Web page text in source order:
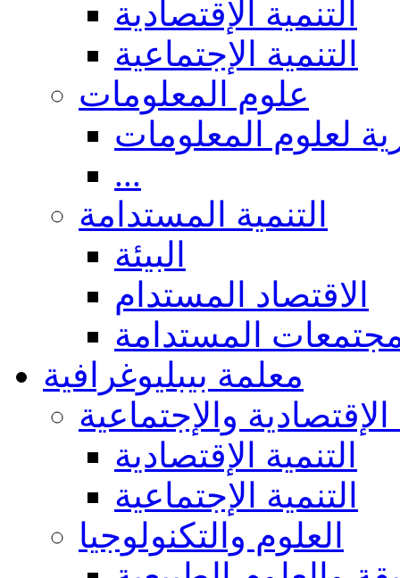
التنمية الإقتصادية
التنمية الإجتماعية
علوم المعلومات
لعلوم المعلومات
...
التنمية المستدامة
البيئة
الاقتصاد المستدام
المستدامة
معلمة بيبليوغرافية
الإقتصادية والإجتماعية
التنمية الإقتصادية
التنمية الإجتماعية
العلوم والتكنولوجيا